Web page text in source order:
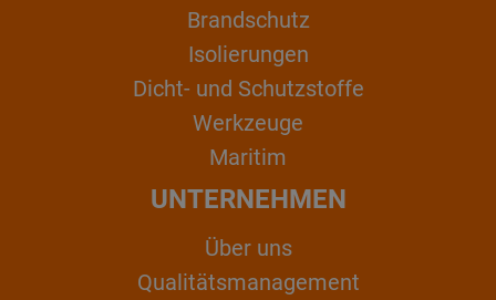
Brandschutz
Isolierungen
Dicht- und Schutzstoffe
Werkzeuge
Maritim
UNTERNEHMEN
Über uns
Qualitätsmanagement